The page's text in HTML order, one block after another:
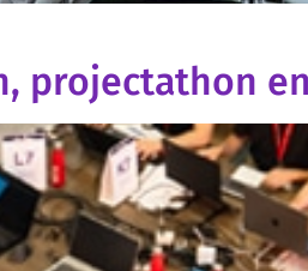
projectathon